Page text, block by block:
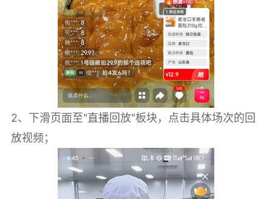
2、‌下滑页面至"直播回放"板块，点击具体场次的回
放视频；‌‌